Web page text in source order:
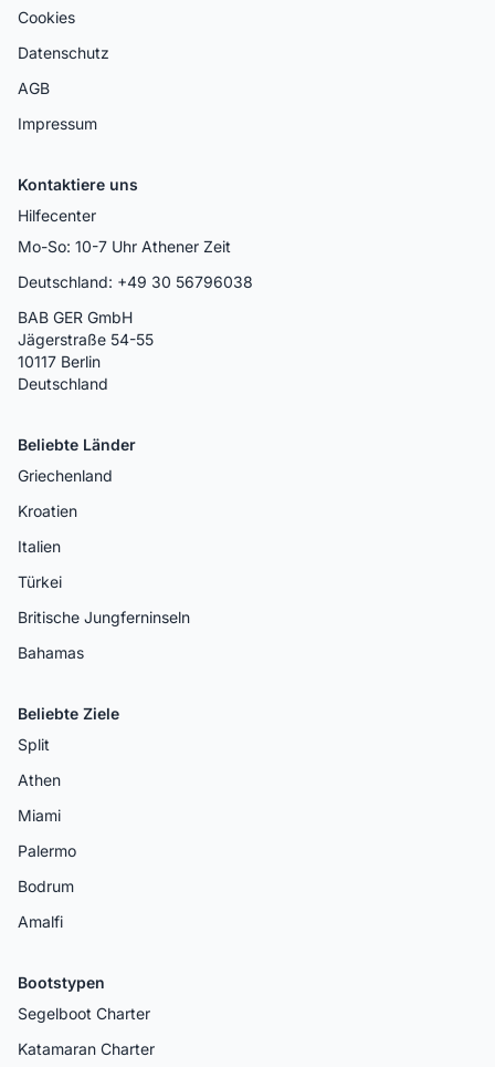
Cookies
Datenschutz
AGB
Impressum
Kontaktiere uns
Hilfecenter
Mo-So: 10-7 Uhr Athener Zeit
Deutschland: +49 30 56796038
BAB GER GmbH
Jägerstraße 54-55
10117 Berlin
Deutschland
Beliebte Länder
Griechenland
Kroatien
Italien
Türkei
Britische Jungferninseln
Bahamas
Beliebte Ziele
Split
Athen
Miami
Palermo
Bodrum
Amalfi
Bootstypen
Segelboot Charter
Katamaran Charter